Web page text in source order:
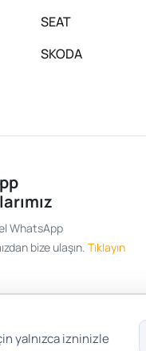
SEAT
SKODA
WhatsApp
bize ulaşın. Tıklayın
yalnızca izninizle